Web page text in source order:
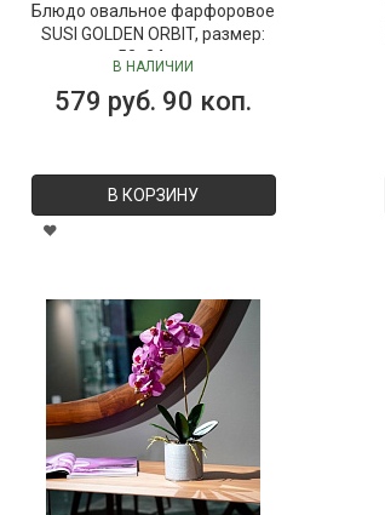
Блюдо овальное фарфоровое
SUSI GOLDEN ORBIT, размер:
52х24 см
В НАЛИЧИИ
579 руб. 90 коп.
В КОРЗИНУ